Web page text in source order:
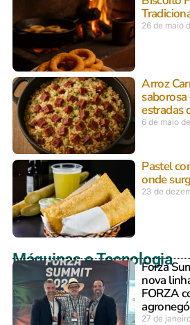
26 de maio
Arroz
saborosa
estradas
6 de maio
Pastel
onde
23 de
Máquinas e Tecnologia
Forza
nova
FORZA
27 de